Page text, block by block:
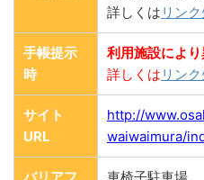
詳しくは リン
手帳提示
時
利用施設によ
詳しくは リン
サイト
URL
http://
waiwaimura/